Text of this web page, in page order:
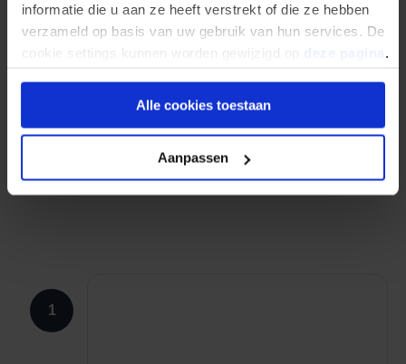
informatie die u aan ze heeft verstrekt of die ze hebben
verzameld op basis van uw gebruik van hun services. De
cookie settings kunnen worden gewijzigd op
deze pagina
Alle cookies toestaan
Aanpassen
Bespaar tijd en geld, vraag meerdere diensten
tegelijk aan! Je profiteert hiermee van een
efficiëntere afhandeling en een gecoördineerde
aanpak.
1